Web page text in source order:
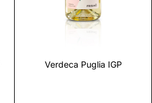
Verdeca Puglia IGP